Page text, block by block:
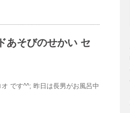
あそびのせかい セ
です^^; 昨日は長男がお風呂中